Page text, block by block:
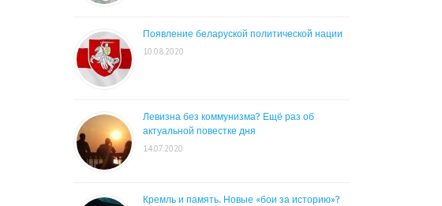
Появление беларуской политической нации
10.08.2020
Левизна без коммунизма? Ещё раз об
актуальной повестке дня
14.07.2020
Кремль и память. Новые «бои за историю»?